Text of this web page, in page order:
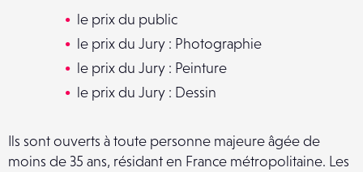
le prix du public
le prix du Jury : Photographie
le prix du Jury : Peinture
le prix du Jury : Dessin
Ils sont ouverts à toute personne majeure âgée de
moins de 35 ans, résidant en France métropolitaine. Les